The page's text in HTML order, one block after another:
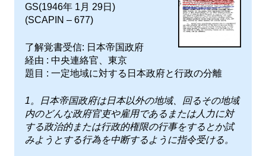
GS(1946年 1月 29日)
(SCAPIN – 677)
了解覚書受信: 日本帝国政府
経由 : 中央連絡官、東京
題目 : 一定地域に対する日本政府と行政の分離
1。日本帝国政府は日本以外の地域、回るその地域
内のどんな政府官吏や雇用であるまたは人力に対
する政治的または行政的権限の行事をするとか試
みようとする行為を中断するように指令受ける。